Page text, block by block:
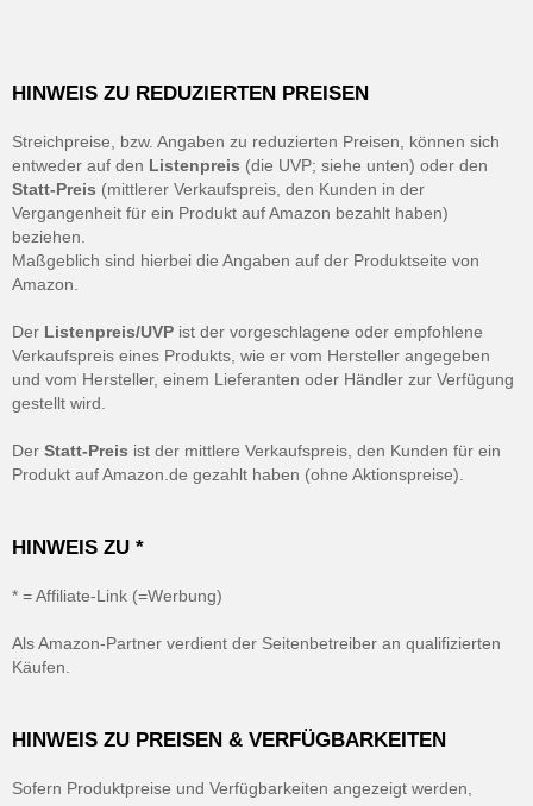
HINWEIS ZU REDUZIERTEN PREISEN
Streichpreise, bzw. Angaben zu reduzierten Preisen, können sich
entweder auf den Listenpreis (die UVP; siehe unten) oder den
Statt-Preis (mittlerer Verkaufspreis, den Kunden in der
Vergangenheit für ein Produkt auf Amazon bezahlt haben)
beziehen.
Maßgeblich sind hierbei die Angaben auf der Produktseite von
Amazon.
Der Listenpreis/UVP ist der vorgeschlagene oder empfohlene
Verkaufspreis eines Produkts, wie er vom Hersteller angegeben
und vom Hersteller, einem Lieferanten oder Händler zur Verfügung
gestellt wird.
Der Statt-Preis ist der mittlere Verkaufspreis, den Kunden für ein
Produkt auf Amazon.de gezahlt haben (ohne Aktionspreise).
HINWEIS ZU *
* = Affiliate-Link (=Werbung)
Als Amazon-Partner verdient der Seitenbetreiber an qualifizierten
Käufen.
HINWEIS ZU PREISEN & VERFÜGBARKEITEN
Sofern Produktpreise und Verfügbarkeiten angezeigt werden,